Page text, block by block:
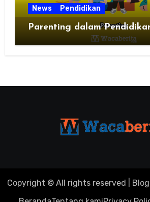
News Pendidikan
Parenting dalam
Copyright © All rights reserved